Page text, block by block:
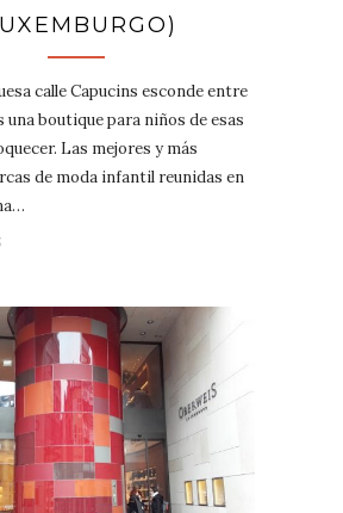
calle Capucins esconde entre
una boutique para niños de esas
Las mejores y más
de moda infantil reunidas en